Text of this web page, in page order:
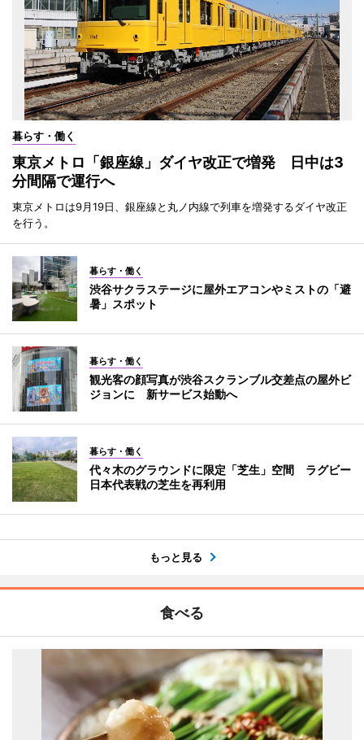
暮らす・働く
東京メトロ「銀座線」ダイヤ改正で増発 日中は3
分間隔で運行へ
東京メトロは9月19日、銀座線と丸ノ内線で列車を増発するダイヤ改正
を行う。
暮らす・働く
渋谷サクラステージに屋外エアコンやミストの「避
暑」スポット
暮らす・働く
観光客の顔写真が渋谷スクランブル交差点の屋外ビ
ジョンに 新サービス始動へ
暮らす・働く
代々木のグラウンドに限定「芝生」空間 ラグビー
日本代表戦の芝生を再利用
もっと見る
食べる